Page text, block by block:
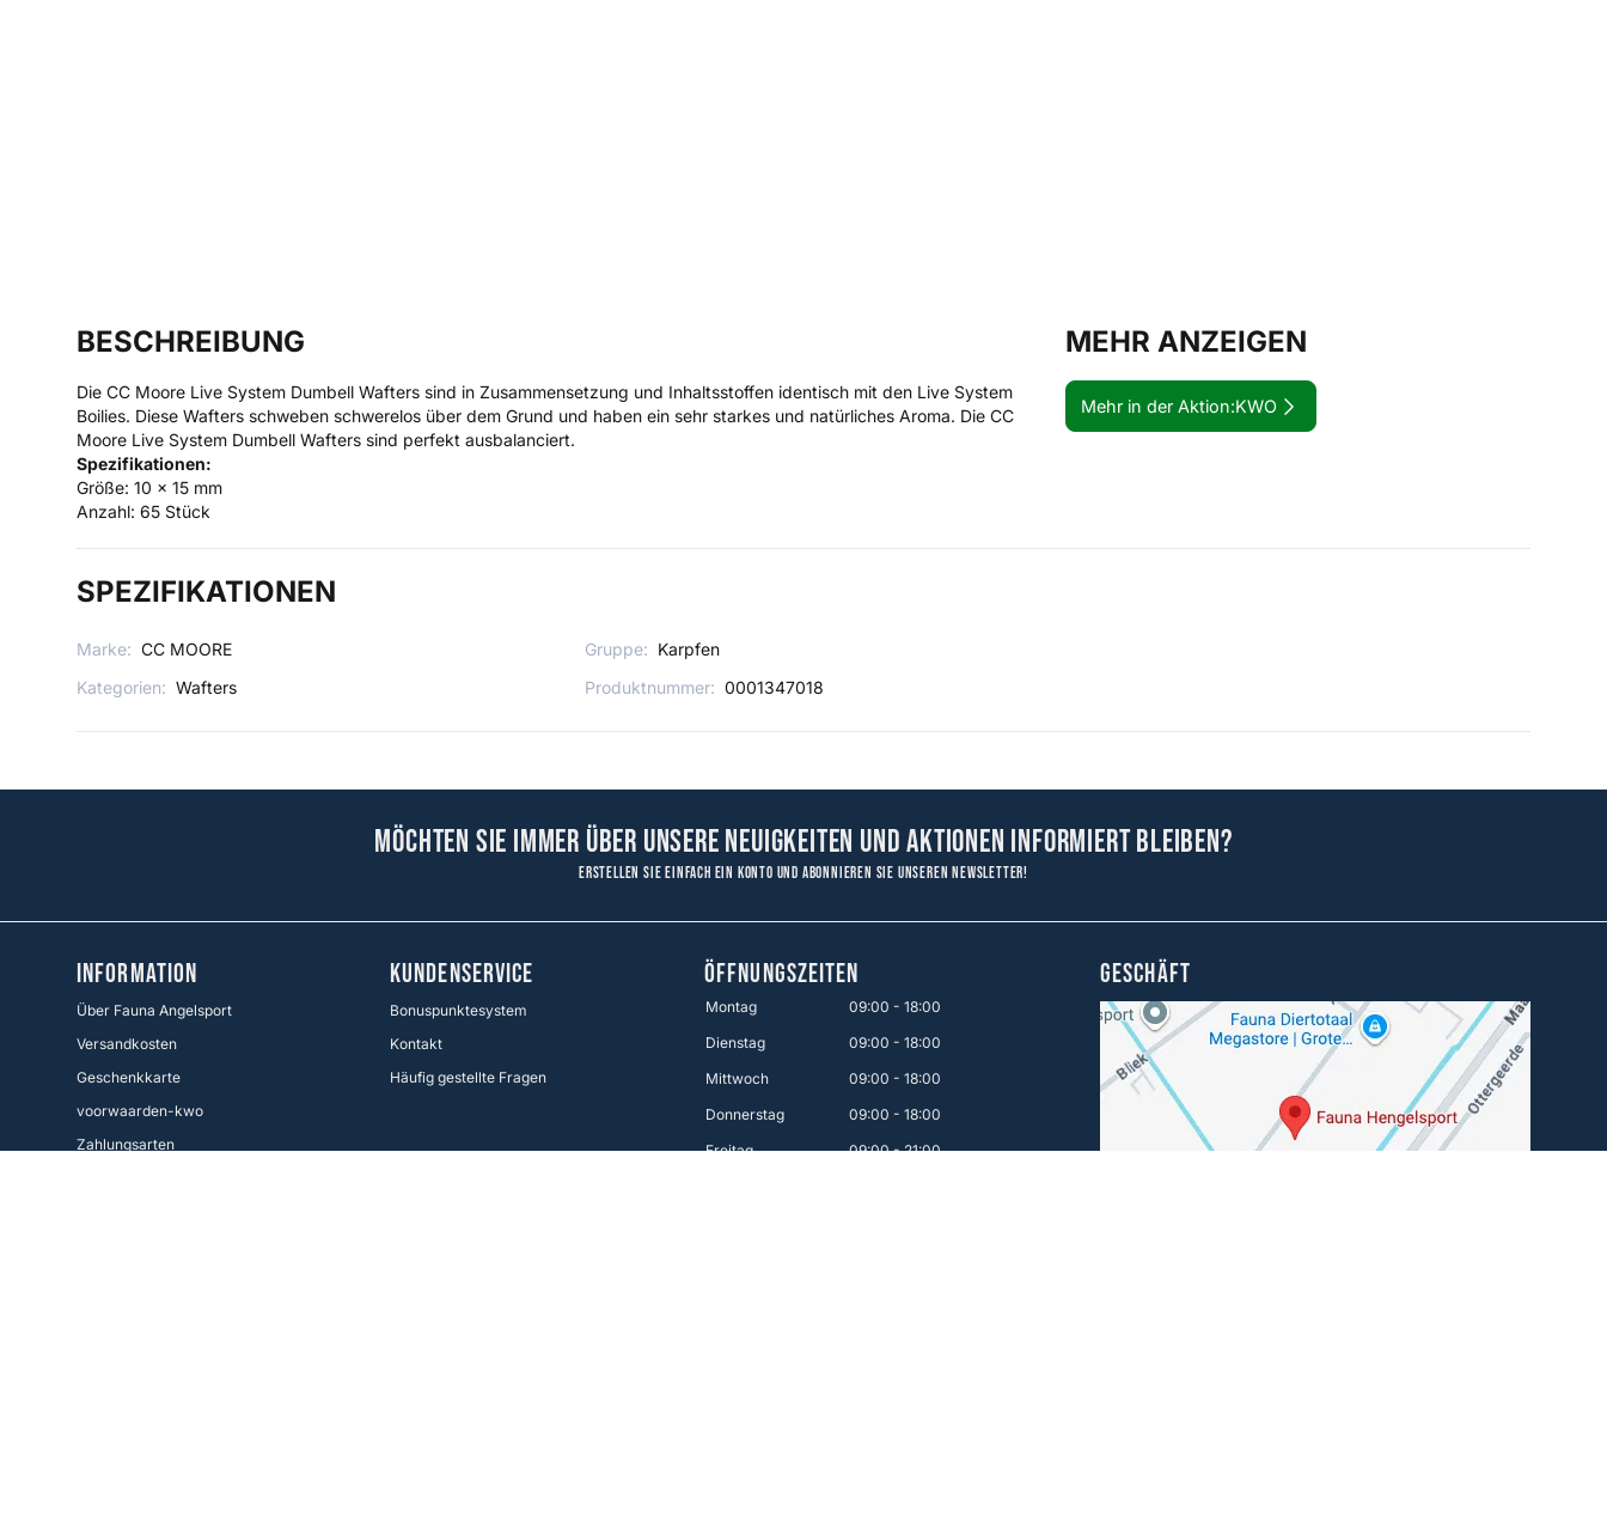
MEHR ANZEIGEN
Mehr in der Aktion:KWO
BESCHREIBUNG
Die CC Moore Live System Dumbell Wafters sind in Zusammensetzung und Inhaltsstoffen identisch mit den Live System
Boilies. Diese Wafters schweben schwerelos über dem Grund und haben ein sehr starkes und natürliches Aroma. Die CC
Moore Live System Dumbell Wafters sind perfekt ausbalanciert.
Spezifikationen:
Größe: 10 x 15 mm
Anzahl: 65 Stück
SPEZIFIKATIONEN
Marke: CC MOORE Gruppe: Karpfen
Kategorien: Wafters Produktnummer: 0001347018
Möchten Sie immer über unsere Neuigkeiten und Aktionen informiert bleiben?
Erstellen Sie einfach ein Konto und abonnieren Sie unseren Newsletter!
Information
Über Fauna Angelsport
Versandkosten
Geschenkkarte
voorwaarden-kwo
Zahlungsarten
KUNDENSERVICE
Bonuspunktesystem
Kontakt
Häufig gestellte Fragen
ÖFFNUNGSZEITEN
Montag
09:00 - 18:00
Dienstag
09:00 - 18:00
Mittwoch
09:00 - 18:00
Donnerstag
09:00 - 18:00
Freitag
09:00 - 21:00
GESCHÄFT